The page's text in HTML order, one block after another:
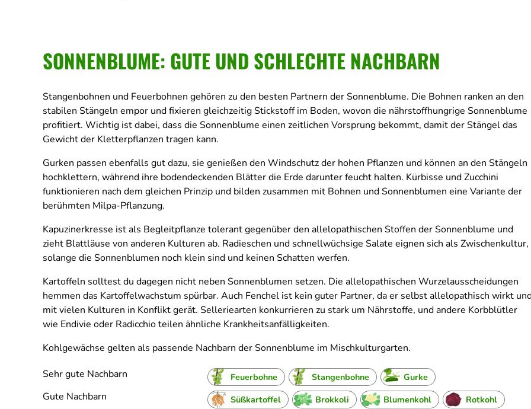
SONNENBLUME: GUTE UND SCHLECHTE NACHBARN
Stangenbohnen und Feuerbohnen gehören zu den besten Partnern der Sonnenblume. Die Bohnen ranken an den
stabilen Stängeln empor und fixieren gleichzeitig Stickstoff im Boden, wovon die nährstoffhungrige Sonnenblume
profitiert. Wichtig ist dabei, dass die Sonnenblume einen zeitlichen Vorsprung bekommt, damit der Stängel das
Gewicht der Kletterpflanzen tragen kann.
Gurken passen ebenfalls gut dazu, sie genießen den Windschutz der hohen Pflanzen und können an den Stängeln
hochklettern, während ihre bodendeckenden Blätter die Erde darunter feucht halten. Kürbisse und Zucchini
funktionieren nach dem gleichen Prinzip und bilden zusammen mit Bohnen und Sonnenblumen eine Variante der
berühmten Milpa-Pflanzung.
Kapuzinerkresse ist als Begleitpflanze tolerant gegenüber den allelopathischen Stoffen der Sonnenblume und
zieht Blattläuse von anderen Kulturen ab. Radieschen und schnellwüchsige Salate eignen sich als Zwischenkultur,
solange die Sonnenblumen noch klein sind und keinen Schatten werfen.
Kartoffeln solltest du dagegen nicht neben Sonnenblumen setzen. Die allelopathischen Wurzelausscheidungen
hemmen das Kartoffelwachstum spürbar. Auch Fenchel ist kein guter Partner, da er selbst allelopathisch wirkt
mit vielen Kulturen in Konflikt gerät. Selleriearten konkurrieren zu stark um Nährstoffe, und andere Korbblütler
wie Endivie oder Radicchio teilen ähnliche Krankheitsanfälligkeiten.
Kohlgewächse gelten als passende Nachbarn der Sonnenblume im Mischkulturgarten.
Sehr gute Nachbarn
Feuerbohne Stangenbohne Gurke
Gute Nachbarn Süßkartoffel Brokkoli Blumenkohl Rotkohl